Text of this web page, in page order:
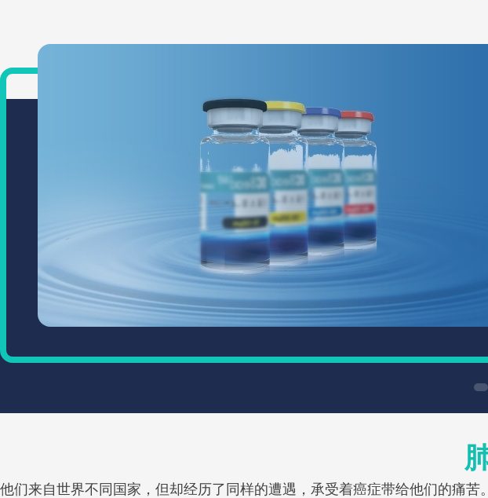
他们来自世界不同国家，但却经历了同样的遭遇，承受着癌症带给他们的痛